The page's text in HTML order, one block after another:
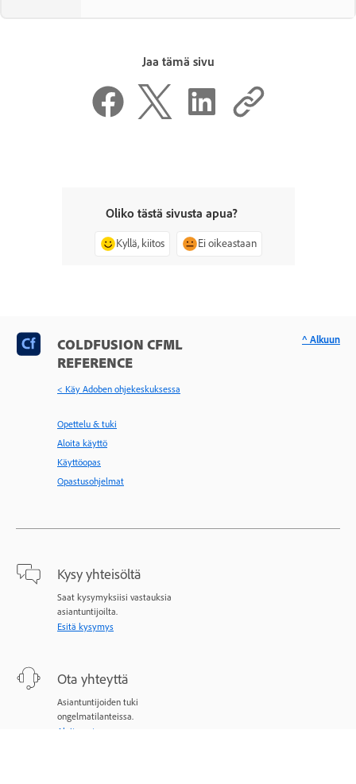
Jaa tämä sivu
Oliko tästä sivusta apua?
Kyllä, kiitos Ei oikeastaan
COLDFUSION CFML
REFERENCE
< Käy Adoben ohjekeskuksessa
Opettelu & tuki
Aloita käyttö
Käyttöopas
Opastusohjelmat
Kysy yhteisöltä
Saat kysymyksiisi vastauksia
asiantuntijoilta.
Esitä kysymys
Ota yhteyttä
Asiantuntijoiden tuki
ongelmatilanteissa.
Aloita nyt
^ Alkuun